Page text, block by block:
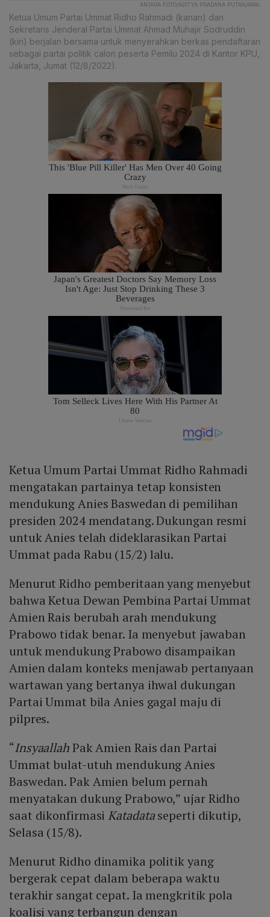
ANTARA FOTO/ADITYA PRADANA PUTRA/RWA.
Ketua Umum Partai Ummat Ridho Rahmadi (kanan) dan
Sekretaris Jenderal Partai Ummat Ahmad Muhajir Sodruddin
(kiri) berjalan bersama untuk menyerahkan berkas pendaftaran
sebagai partai politik calon peserta Pemilu 2024 di Kantor KPU,
Jakarta, Jumat (12/8/2022).
Ketua Umum Partai Ummat Ridho Rahmadi
mengatakan partainya tetap konsisten
mendukung Anies Baswedan di pemilihan
presiden 2024 mendatang. Dukungan resmi
untuk Anies telah dideklarasikan Partai
Ummat pada Rabu (15/2) lalu.
Menurut Ridho pemberitaan yang menyebut
bahwa Ketua Dewan Pembina Partai Ummat
Amien Rais berubah arah mendukung
Prabowo tidak benar. Ia menyebut jawaban
untuk mendukung Prabowo disampaikan
Amien dalam konteks menjawab pertanyaan
wartawan yang bertanya ihwal dukungan
Partai Ummat bila Anies gagal maju di
pilpres.
“InsyaallahPak Amien Rais dan Partai
Ummat bulat-utuh mendukung Anies
Baswedan. Pak Amien belum pernah
menyatakan dukung Prabowo,” ujar Ridho
saat dikonfirmasi Katadataseperti dikutip,
Selasa (15/8).
Menurut Ridho dinamika politik yang
bergerak cepat dalam beberapa waktu
terakhir sangat cepat. Ia mengkritik pola
koalisi yang terbangun dengan